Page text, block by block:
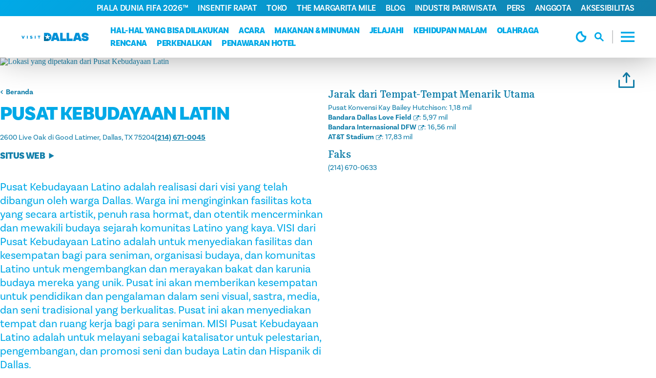
Langsung ke isi
HAL-HAL YANG BISA DILAKUKAN
ACARA MAKANAN & MINUMAN JELAJAHI KEHIDUPAN MALAM
OLAHRAGA
RENCANA
PERKENALKAN PENAWARAN HOTEL
PIALA DUNIA FIFA 2026™ INSENTIF RAPAT TOKO THE MARGARITA MILE BLOG INDUSTRI PARIWISATA PERS ANGGOTA AKSESIBILITAS
Beranda
PUSAT KEBUDAYAAN LATIN
2600 Live Oak di Good Latimer Dallas, TX 75204(214) 671-0045
SITUS WEB
Pusat Kebudayaan Latino adalah realisasi dari visi yang telah
dibangun oleh warga Dallas. Warga ini menginginkan fasilitas kota
yang secara artistik, penuh rasa hormat, dan otentik mencerminkan
dan mewakili budaya sejarah komunitas Latino yang kaya. VISI dari
Pusat Kebudayaan Latino adalah untuk menyediakan fasilitas dan
kesempatan bagi para seniman, organisasi budaya, dan komunitas
Latino untuk mengembangkan dan merayakan bakat dan karunia
budaya mereka yang unik. Pusat ini akan memberikan kesempatan
untuk pendidikan dan pengalaman dalam seni visual, sastra, media,
dan seni tradisional yang berkualitas. Pusat ini akan menyediakan
tempat dan ruang kerja bagi para seniman. MISI Pusat Kebudayaan
Latino adalah untuk melayani sebagai katalisator untuk pelestarian,
pengembangan, dan promosi seni dan budaya Latin dan Hispanik di
Dallas.
Jarak dari Tempat-Tempat Menarik Utama
Pusat Konvensi Kay Bailey Hutchison: 1,18 mil
Bandara Dallas Love Field
: 5,97 mil
Bandara Internasional DFW
: 16,56 mil
AT&T Stadium
: 17,83 mil
Faks
(214) 670-0633